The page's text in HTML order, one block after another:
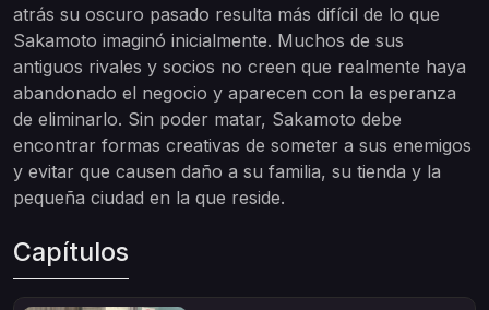
atrás su oscuro pasado resulta más difícil de lo que
Sakamoto imaginó inicialmente. Muchos de sus
antiguos rivales y socios no creen que realmente haya
abandonado el negocio y aparecen con la esperanza
de eliminarlo. Sin poder matar, Sakamoto debe
encontrar formas creativas de someter a sus enemigos
y evitar que causen daño a su familia, su tienda y la
pequeña ciudad en la que reside.
Capítulos